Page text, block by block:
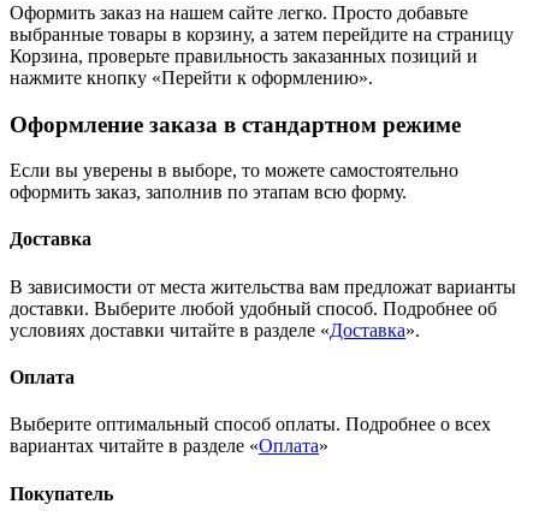
Оформить заказ на нашем сайте легко. Просто добавьте
выбранные товары в корзину, а затем перейдите на страницу
Корзина, проверьте правильность заказанных позиций и
нажмите кнопку «Перейти к оформлению».
Оформление заказа в стандартном режиме
Если вы уверены в выборе, то можете самостоятельно
оформить заказ, заполнив по этапам всю форму.
Доставка
В зависимости от места жительства вам предложат варианты
доставки. Выберите любой удобный способ. Подробнее об
условиях доставки читайте в разделе «Доставка».
Оплата
Выберите оптимальный способ оплаты. Подробнее о всех
вариантах читайте в разделе «Оплата»
Покупатель